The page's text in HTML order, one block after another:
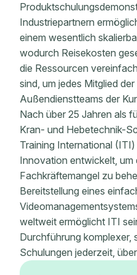
Industriepartnern
einem wesentlich
wodurch Reisekosten
die Ressourcen
sind, um jedes Mitglied
Außendienstteams der
Nach über 25 Jahren als
Kran- und Hebetechnik-
Training International
Innovation entwickelt, um
Fachkräftemangel zu
Bereitstellung eines
weltweit ermöglicht ITI
Durchführung komplexer,
Schulungen jederzeit,